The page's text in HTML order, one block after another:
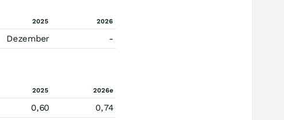
2025 2026
Dezember -
2025 2026e
0,60 0,74